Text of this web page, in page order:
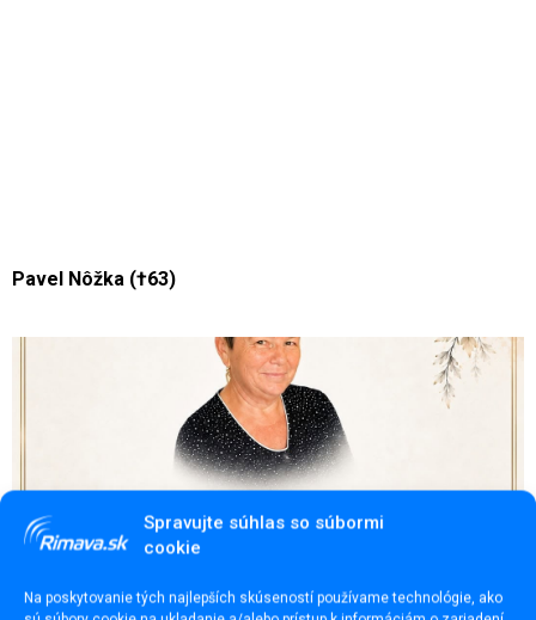
Spravujte súhlas so súbormi
cookie
Na poskytovanie tých najlepších skúseností používame technológie, ako
Pavel Nôžka (†63)